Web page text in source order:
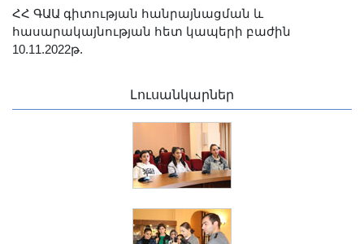
ՀՀ ԳԱԱ գիտության հանրայնացման և
հասարակայնության հետ կապերի բաժին
10.11.2022թ.
Լուսանկարներ